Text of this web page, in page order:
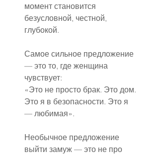
момент становится
безусловной, честной,
глубокой.
Самое сильное предложение
— это то, где женщина
чувствует:
«Это не просто брак. Это дом.
Это я в безопасности. Это я
— любимая».
Необычное предложение
выйти замуж — это не про